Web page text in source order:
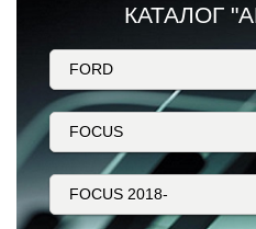
КАТАЛОГ